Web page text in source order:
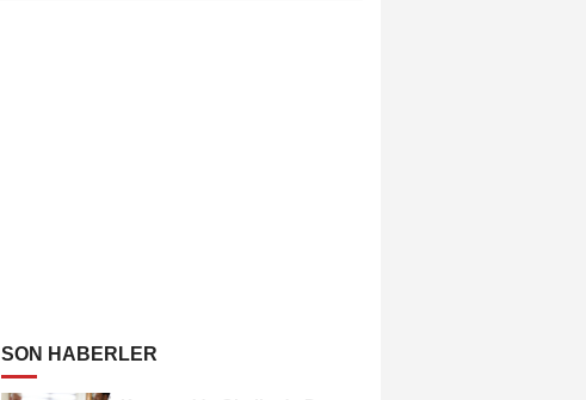
SON HABERLER